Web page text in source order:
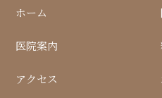
ホーム
医院案内
アクセス